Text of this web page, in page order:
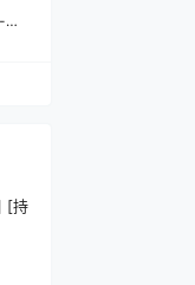
!
[持